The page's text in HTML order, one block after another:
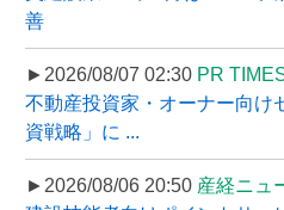
善
►2026/08/07 02:30 PR
不動産投資家・オーナー向け
資戦略」に ...
►2026/08/06 20:50 産経ニュ